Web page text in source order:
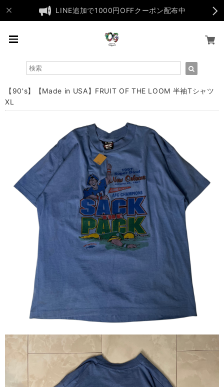
LINE追加で1000円OFFクーポン配布中
【90's】【Made in USA】FRUIT OF THE LOOM 半袖Tシャツ
XL